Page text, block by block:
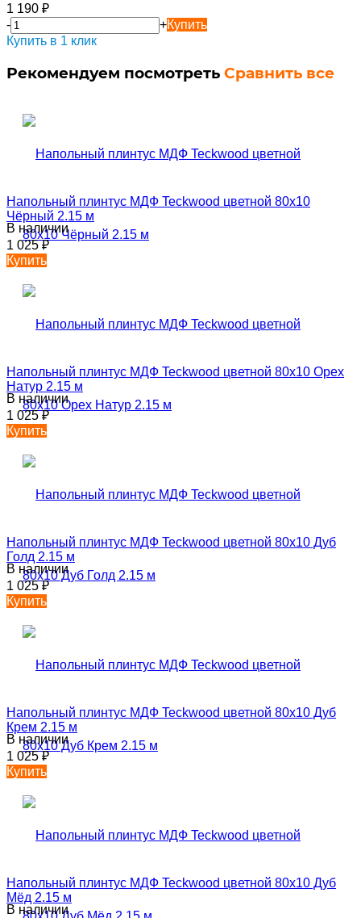
1 190 ₽
-
+Купить
Купить в 1 клик
Рекомендуем посмотреть Сравнить все
Напольный плинтус МДФ Teckwood цветной 80х10
Чёрный 2.15 м
В наличии
1 025₽
Купить
Напольный плинтус МДФ Teckwood цветной 80х10 Орех
Натур 2.15 м
В наличии
1 025₽
Купить
Напольный плинтус МДФ Teckwood цветной 80х10 Дуб
Голд 2.15 м
В наличии
1 025₽
Купить
Напольный плинтус МДФ Teckwood цветной 80х10 Дуб
Крем 2.15 м
В наличии
1 025₽
Купить
Напольный плинтус МДФ Teckwood цветной 80х10 Дуб
Мёд 2.15 м
В наличии